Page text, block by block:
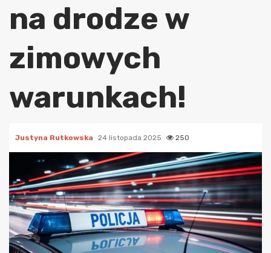
na drodze w
zimowych
warunkach!
Justyna Rutkowska 24 listopada 2025 250